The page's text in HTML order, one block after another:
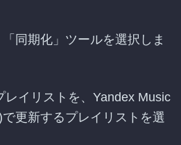
同期化」ツールを選択しま
レイリストを、Yandex Music
更新するプレイリストを選